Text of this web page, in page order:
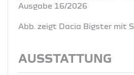
Ausgabe 16/2026
Abb. zeigt Dacia Bigster mit
AUSSTATTUNG